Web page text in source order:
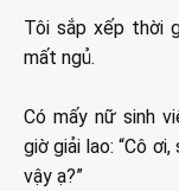
Tôi sắp xếp thời
mất ngủ.
Có mấy nữ sinh
giờ giải lao: “Cô
vậy ạ?”